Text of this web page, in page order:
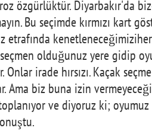
özgürlüktür. Diyarbakır'da
Bu seçimde kırmızı kart
etrafında
olduğunuz yere gidip
Onlar irade hırsızı. Kaçak
Ama biz buna izin
ve diyoruz ki;